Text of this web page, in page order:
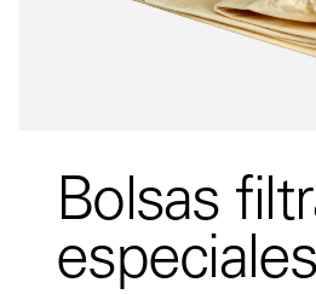
Bolsas
especiales